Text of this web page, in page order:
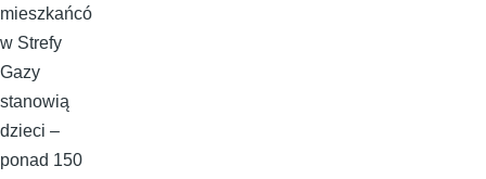
mieszkańcó
w Strefy
Gazy
stanowią
dzieci –
ponad 150